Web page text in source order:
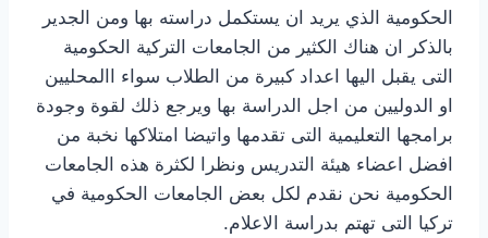
الحكومية الذي يريد ان يستكمل دراسته بها ومن الجدير
بالذكر ان هناك الكثير من الجامعات التركية الحكومية
التى يقبل اليها اعداد كبيرة من الطلاب سواء االمحليين
او الدوليين من اجل الدراسة بها ويرجع ذلك لقوة وجودة
برامجها التعليمية التى تقدمها واتيضا امتلاكها نخبة من
افضل اعضاء هيئة التدريس ونظرا لكثرة هذه الجامعات
الحكومية نحن نقدم لكل بعض الجامعات الحكومية في
تركيا التى تهتم بدراسة الاعلام.